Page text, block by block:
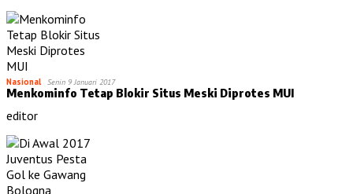
Nasional Senin 9 Januari 2017
Menkominfo Tetap Blokir Situs Meski Diprotes MUI
editor